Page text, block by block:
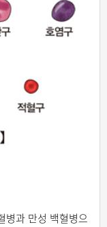
병과 만성 백혈병으